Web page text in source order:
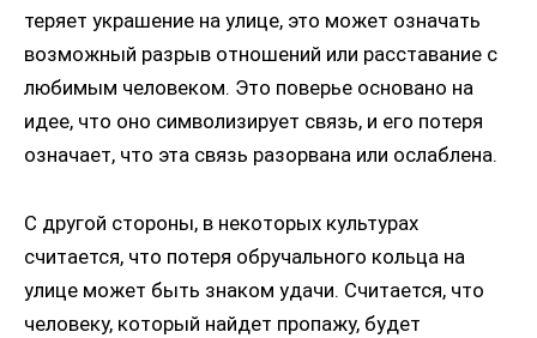
теряет украшение на улице, это может означать
возможный разрыв отношений или расставание с
любимым человеком. Это поверье основано на
идее, что оно символизирует связь, и его потеря
означает, что эта связь разорвана или ослаблена.
С другой стороны, в некоторых культурах
считается, что потеря обручального кольца на
улице может быть знаком удачи. Считается, что
человеку, который найдет пропажу, будет